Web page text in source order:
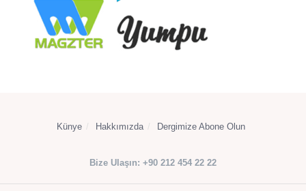
Künye Hakkımızda Dergimize Abone Olun
Bize Ulaşın: +90 212 454 22 22